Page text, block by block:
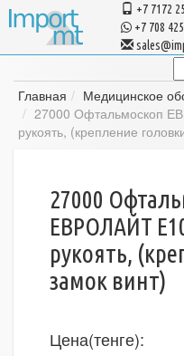
+7 7172
+7 708
Главная Медицинское
27000 Офтальмоскоп
рукоять, (крепление
27000
ЕВРОЛАЙТ
рукоять,
замок винт)
Цена(тенге):